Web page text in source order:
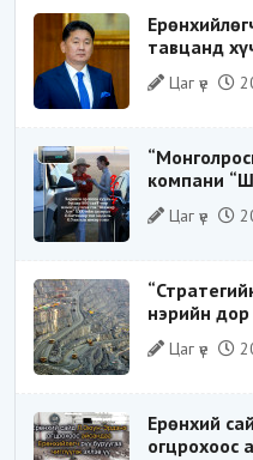
тавцанд
шударга
Цаг үе
компани
Гүйцэтгэх
Цаг үе
нэрийн дор
хуримтлал”
Цаг үе
Ерөнхий
огцрохоос